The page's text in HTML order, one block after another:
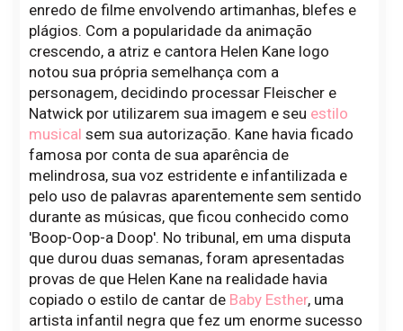
enredo de filme envolvendo artimanhas, blefes e
plágios. Com a popularidade da animação
crescendo, a atriz e cantora Helen Kane logo
notou sua própria semelhança com a
personagem, decidindo processar Fleischer e
Natwick por utilizarem sua imagem e seu estilo
musical sem sua autorização. Kane havia ficado
famosa por conta de sua aparência de
melindrosa, sua voz estridente e infantilizada e
pelo uso de palavras aparentemente sem sentido
durante as músicas, que ficou conhecido como
'Boop-Oop-a Doop'. No tribunal, em uma disputa
que durou duas semanas, foram apresentadas
provas de que Helen Kane na realidade havia
copiado o estilo de cantar de Baby Esther, uma
artista infantil negra que fez um enorme sucesso